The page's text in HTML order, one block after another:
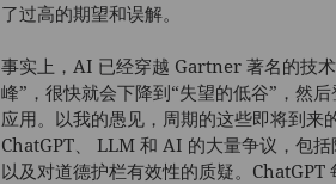
了过高的期望和误解。
事实上，AI 已经穿越 Gartner 著名的技
峰”，很快就会下降到“失望的低谷”，然
应用。以我的愚见，周期的这些即将到
ChatGPT、 LLM 和 AI 的大量争议，包
以及对道德护栏有效性的质疑。